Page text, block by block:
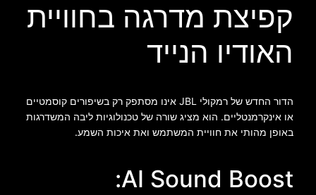
קפיצת מדרגה בחוויית
האודיו הנייד
הדור החדש של רמקולי JBL אינו מסתפק רק בשיפורים קוסמטיים
או אינקרמנטליים. הוא מציג שורה של טכנולוגיות ליבה המשדרגות
באופן מהותי את חוויית המשתמש ואת איכות השמע.
AI Sound Boost: